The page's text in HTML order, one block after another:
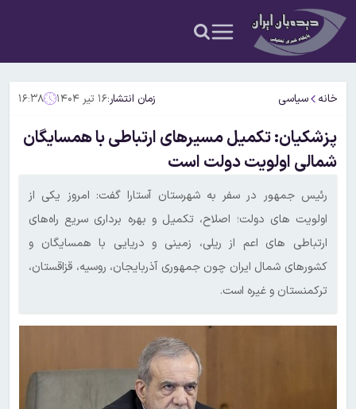
خانه سیاسی زمان انتشار:۱۶ تیر ۱۴۰۴ ۱۶:۳۸
پزشکیان: تکمیل مسیرهای ارتباطی با همسایگان
شمالی اولویت دولت است
رئیس جمهور در سفر به شهرستان آستارا گفت: امروز یکی از
اولویت های دولت؛ اصلاح، تکمیل و بهره برداری سریع راه‌های
ارتباطی های اعم از ریلی، زمینی و دریایی با همسایگان و
کشورهای شمال ایران چون جمهوری آذربایجان، روسیه، قزاقستان،
ترکمنستان و غیره است.